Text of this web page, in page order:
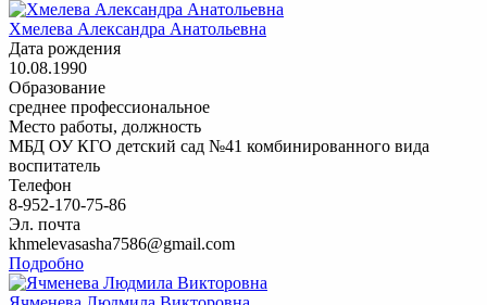
Хмелева Александра Анатольевна
Дата рождения
10.08.1990
Образование
среднее профессиональное
Место работы, должность
МБД ОУ КГО детский сад №41 комбинированного вида
воспитатель
Телефон
8-952-170-75-86
Эл. почта
khmelevasasha7586@gmail.com
Подробно